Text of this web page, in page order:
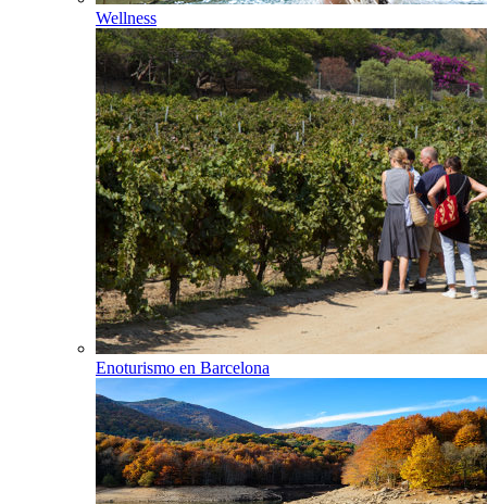
Wellness
Enoturismo en Barcelona